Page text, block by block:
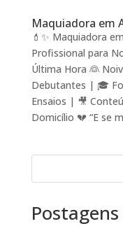
Maquiadora em
💄✨ Maquiadora
Profissional para
Última Hora 👰
Debutantes | 🎓
Ensaios | 🎥
Domicílio 💔 “E se